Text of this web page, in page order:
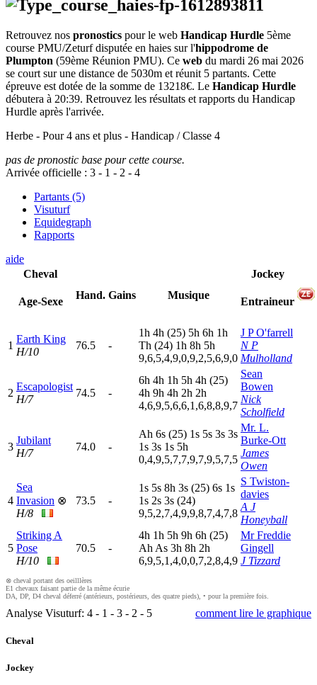
Retrouvez nos pronostics pour le web Handicap Hurdle 5ème
course PMU/Zeturf disputée en haies sur l'hippodrome de
Plumpton (59ème Réunion PMU). Ce web du mardi 26 mai 2026
se court sur une distance de 5030m et réunit 5 partants. Cette
épreuve est dotée de la somme de 13218€. Le Handicap Hurdle
débutera à 20:39. Retrouvez les résultats et rapports du Handicap
Hurdle après l'arrivée.
Herbe - Pour 4 ans et plus - Handicap / Classe 4
pas de pronostic base pour cette course.
Arrivée officielle : 3 - 1 - 2 - 4
Partants (5)
Visuturf
Equidegraph
Rapports
aide
Cheval
Age-Sexe
Hand. Gains Musique
Jockey
Entraineur
1
Earth King
H/10
76.5 -
1h 4h (25) 5h 6h 1h
Th (24) 1h 8h 5h
9,6,5,4,9,0,9,2,5,6,9,0
J P O'farrell
N P
Mulholland
2
Escapologist
H/7
74.5 -
6h 4h 1h 5h 4h (25)
4h 9h 4h 2h 2h
4,6,9,5,6,6,1,6,8,8,9,7
Sean
Bowen
Nick
Scholfield
3
Jubilant
H/7
74.0 -
Ah 6s (25) 1s 5s 3s 3s
1s 3s 1s 5h
0,4,9,5,7,7,9,7,9,5,7,5
Mr. L.
Burke-Ott
James
Owen
4
Sea
Invasion ⊗
H/8
73.5 -
1s 5s 8h 3s (25) 6s 1s
1s 2s 3s (24)
9,5,2,7,4,9,9,8,7,4,7,8
S Twiston-
davies
A J
Honeyball
5
Striking A
Pose
H/10
70.5 -
4h 1h 5h 9h 6h (25)
Ah As 3h 8h 2h
6,9,5,1,4,0,0,7,2,8,4,9
Mr Freddie
Gingell
J Tizzard
⊗ cheval portant des oeilllères
E1 chevaux faisant partie de la même écurie
DA, DP, D4 cheval déferré (antérieurs, postérieurs, des quatre pieds), • pour la première fois.
Analyse Visuturf: 4 - 1 - 3 - 2 - 5 comment lire le graphique
Cheval
Jockey